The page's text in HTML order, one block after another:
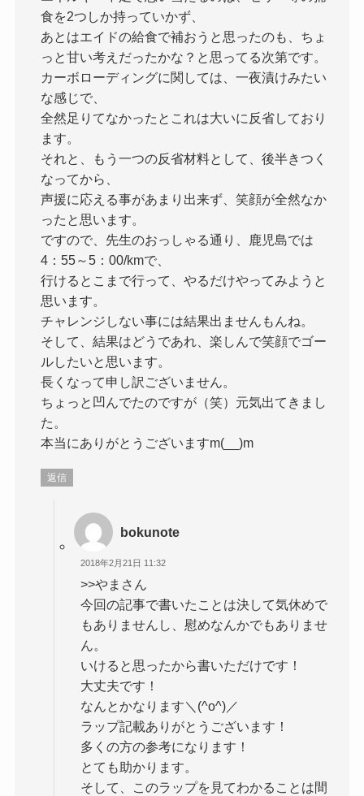
食を2つしか持っていかず、
あとはエイドの給食で補おうと思ったのも、ちょ
っと甘い考えだったかな？と思ってる次第です。
カーボローディングに関しては、一夜漬けみたい
な感じで、
全然足りてなかったとこれは大いに反省しており
ます。
それと、もう一つの反省材料として、後半きつく
なってから、
声援に応える事があまり出来ず、笑顔が全然なか
ったと思います。
ですので、先生のおっしゃる通り、鹿児島では
4：55～5：00/kmで、
行けるとこまで行って、やるだけやってみようと
思います。
チャレンジしない事には結果出ませんもんね。
そして、結果はどうであれ、楽しんで笑顔でゴー
ルしたいと思います。
長くなって申し訳ございません。
ちょっと凹んでたのですが（笑）元気出てきまし
た。
本当にありがとうございますm(__)m
返信
bokunote
2018年2月21日 11:32
>>やまさん
今回の記事で書いたことは決して気休めで
もありませんし、慰めなんかでもありませ
ん。
いけると思ったから書いただけです！
大丈夫です！
なんとかなります＼(^o^)／
ラップ記載ありがとうございます！
多くの方の参考になります！
とても助かります。
そして、このラップを見てわかることは間